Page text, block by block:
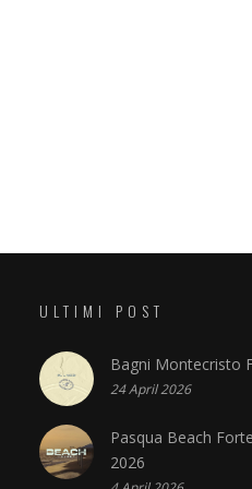
ULTIMI POST
Bagni Montecristo
24 April 2026
Pasqua Beach
2026